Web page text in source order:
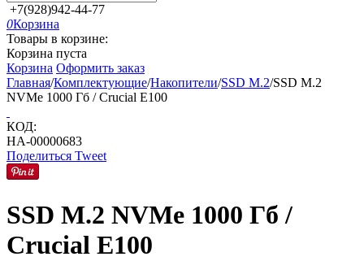
+7(928)942-44-77
0Корзина
Товары в корзине:
Корзина пуста
Корзина Оформить заказ
Главная/Комплектующие/Накопители/SSD M.2/SSD M.2
NVMe 1000 Гб / Crucial E100
КОД:
НА-00000683
Поделиться Tweet
SSD M.2 NVMe 1000 Гб /
Crucial E100